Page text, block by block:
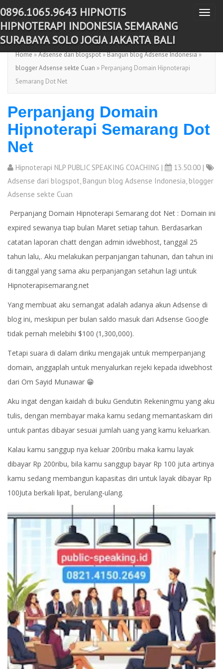
-->
T
g
n
v
a
n
0896.1065.9643 HIPNOTIS
HIPNOTERAPI INDONESIA SEMARANG
SURABAYA SOLO JOGJA JAKARTA BALI
Home»Adsense dari blogspot»Bangun blog Adsense Indonesia»
blogger Adsense sekte Cuan » Perpanjang Domain Hipnoterapi
Semarang Dot Net
Perpanjang Domain
Hipnoterapi Semarang Dot
Net
Hipnoterapi NLP PUBLIC SPEAKING COACHING |
13.50.00 |
Adsense dari blogspot, Bangun blog Adsense Indonesia, blogger
Adsense sekte Cuan
Perpanjang Domain Hipnoterapi Semarang dot Net : Domain ini
expired sewanya tiap bulan Maret setiap tahun. Berdasarkan
catatan laporan chatt dengan admin idwebhost, tanggal 25
tahun lalu,. Aku melakukan perpanjangan tahunan, dan tahun ini
di tanggal yang sama aku perpanjangan setahun lagi untuk
Hipnoterapisemarang.net
Yang membuat aku semangat adalah adanya akun Adsense di
blog ini, meskipun per bulan saldo masuk dari Adsense Google
tidak pernah melebihi $100 (1,300,000).
Tetapi suara di dalam diriku mengajak untuk memperpanjang
domain, anggaplah untuk menyalurkan rejeki kepada idwebhost
dari Om Sayid Munawar 😁
Aku ingat dengan kaidah di buku Gendutin Rekeningmu yang aku
tulis, dengan membayar maka kamu sedang memantaskam diri
untuk pantas dibayar sesuai jumlah uang yang kamu keluarkan.
Kalau kamu sanggup nya keluar 200ribu maka kamu layak
dibayar Rp 200ribu, bila kamu sanggup bayar Rp 100 juta artinya
kamu sedang membangun kapasitas diri untuk layak dibayar Rp
100Juta berkali lipat, berulang-ulang.